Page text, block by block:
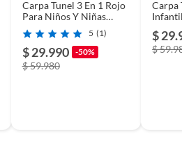
Carpa Tunel 3 En 1 Rojo
Para Niños Y Niñas
Infantil
5 (1)
$ 29.990 -50%
$ 59.980
Carpa
$
$